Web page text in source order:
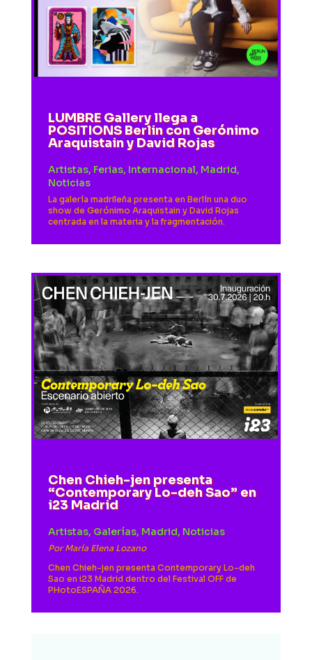
LUMBRE Gallery llega a
POSITIONS Berlin con Gerónimo
Araquistain y David Rojas
Artistas, Ferias, Internacional, Madrid,
Noticias
La galería madrileña presenta en Berlín una duo
show de Gerónimo Araquistain y David Rojas
centrada en la materia y la fragmentación.
Chen Chieh-jen presenta
“Contemporary Lo-deh Sao” en
i23 Madrid
Artistas, Galerías, Madrid, Noticias
PorMaría Elena Lozano
Chen Chieh-jen presenta Contemporary Lo-deh
Sao en i23 Madrid dentro del Festival OFF de
PHotoESPAÑA 2026.